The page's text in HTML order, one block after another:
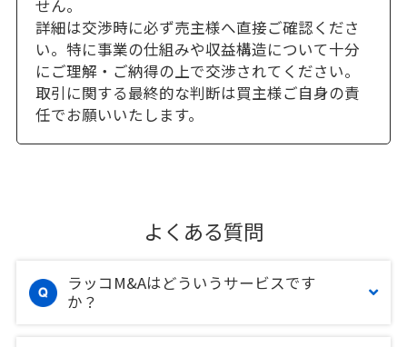
せん。
詳細は交渉時に必ず売主様へ直接ご確認くださ
い。特に事業の仕組みや収益構造について十分
にご理解・ご納得の上で交渉されてください。
取引に関する最終的な判断は買主様ご自身の責
任でお願いいたします。
よくある質問
ラッコM&Aはどういうサービスです
か？